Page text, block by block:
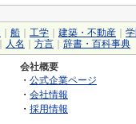
船 工学 建築・不動産
人名 方言 辞書・百科事典
会社概要
・ 公式企業ページ
・ 会社情報
・ 採用情報